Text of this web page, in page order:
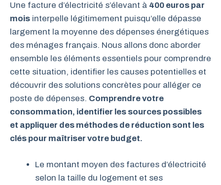
Une facture d’électricité s’élevant à 400 euros par
mois interpelle légitimement puisqu’elle dépasse
largement la moyenne des dépenses énergétiques
des ménages français. Nous allons donc aborder
ensemble les éléments essentiels pour comprendre
cette situation, identifier les causes potentielles et
découvrir des solutions concrètes pour alléger ce
poste de dépenses. Comprendre votre
consommation, identifier les sources possibles
et appliquer des méthodes de réduction sont les
clés pour maîtriser votre budget.
Le montant moyen des factures d’électricité
selon la taille du logement et ses